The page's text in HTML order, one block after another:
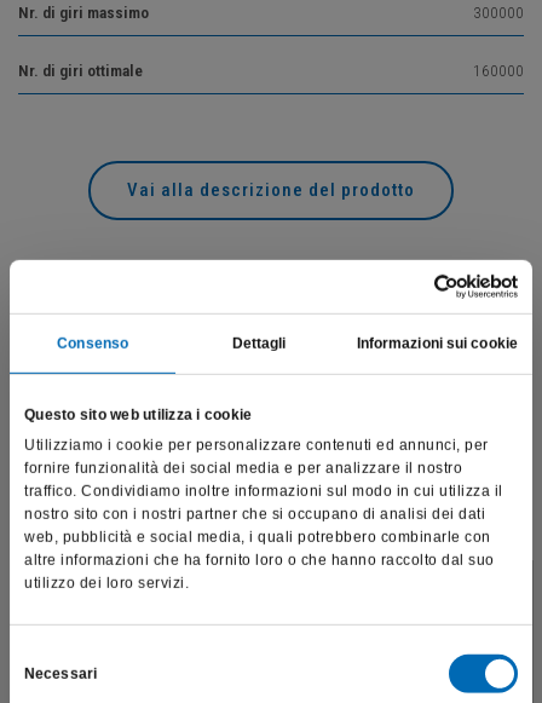
Consenso Dettagli Informazioni sui cookie
Questo sito web utilizza i cookie
Utilizziamo i cookie per personalizzare contenuti ed annunci, per
fornire funzionalità dei social media e per analizzare il nostro
traffico. Condividiamo inoltre informazioni sul modo in cui utilizza il
nostro sito con i nostri partner che si occupano di analisi dei dati
web, pubblicità e social media, i quali potrebbero combinarle con
altre informazioni che ha fornito loro o che hanno raccolto dal suo
utilizzo dei loro servizi.
delNecessari
Nr. di giri massimo 300000
Nr. di giri ottimale 160000
Vai alla descrizione del prodotto
professionali e riporta dati, prodotti e beni sensibili per la
salute e la sicurezza del paziente; pertanto, per visitare il sito,